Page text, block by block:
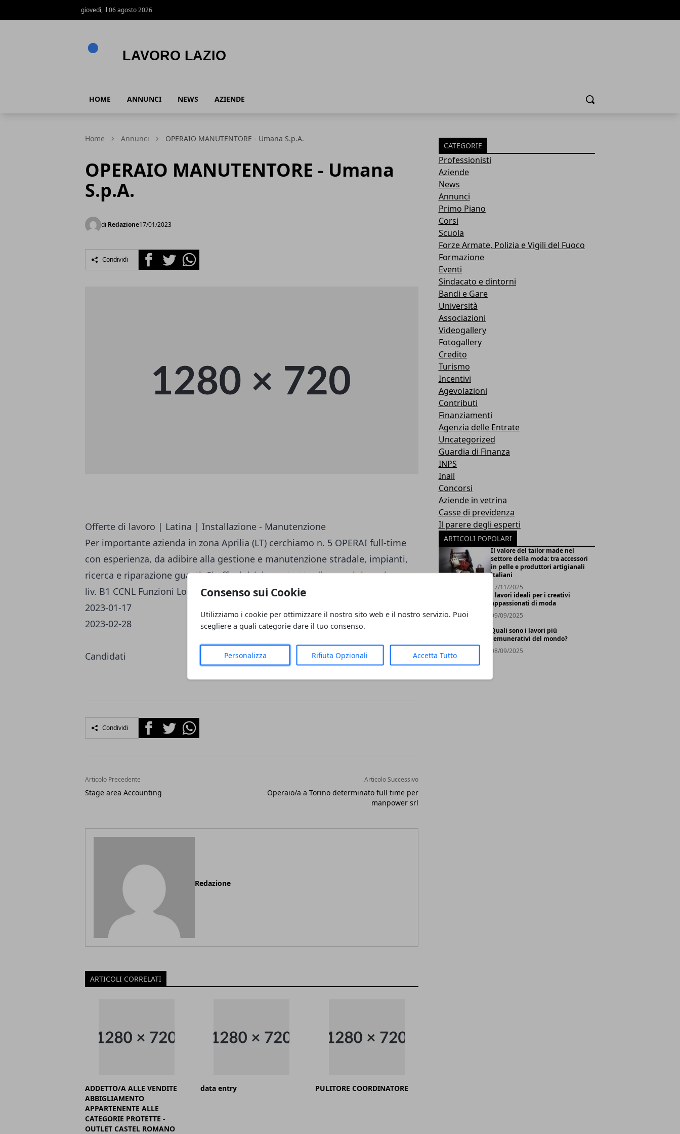
Consenso sui Cookie
Utilizziamo i cookie per ottimizzare il nostro sito web e il nostro servizio. Puoi
scegliere a quali categorie dare il tuo consenso.
Personalizza Rifiuta Opzionali Accetta Tutto
giovedì, il 06 agosto 2026
HOME ANNUNCI NEWS AZIENDE Cerca
Home Annunci OPERAIO MANUTENTORE - Umana S.p.A.
OPERAIO MANUTENTORE - Umana
S.p.A.
di Redazione17/01/2023
Condividi FacebookTwitterWhatsapp
Offerte di lavoro | Latina | Installazione - Manutenzione
Per importante azienda in zona Aprilia (LT) cerchiamo n. 5 OPERAI full-time
con esperienza, da adibire alla gestione e manutenzione stradale, impianti,
ricerca e riparazione guasti. Si offre iniziale contratto di somministrazione
liv. B1 CCNL Funzioni Locali.
2023-01-17
2023-02-28
Candidati
Condividi FacebookTwitterWhatsapp
Articolo Precedente
Stage area Accounting
Articolo Successivo
Operaio/a a Torino determinato full time per
manpower srl
Redazione
ARTICOLI CORRELATI
ADDETTO/A ALLE VENDITE
ABBIGLIAMENTO
APPARTENENTE ALLE
CATEGORIE PROTETTE -
OUTLET CASTEL ROMANO
data entry PULITORE COORDINATORE
CATEGORIE
Professionisti
Aziende
News
Annunci
Primo Piano
Corsi
Scuola
Forze Armate, Polizia e Vigili del Fuoco
Formazione
Eventi
Sindacato e dintorni
Bandi e Gare
Università
Associazioni
Videogallery
Fotogallery
Credito
Turismo
Incentivi
Agevolazioni
Contributi
Finanziamenti
Agenzia delle Entrate
Uncategorized
Guardia di Finanza
INPS
Inail
Concorsi
Aziende in vetrina
Casse di previdenza
Il parere degli esperti
ARTICOLI POPOLARI
Il valore del tailor made nel
settore della moda: tra accessori
in pelle e produttori artigianali
italiani
17/11/2025
I lavori ideali per i creativi
appassionati di moda
09/09/2025
Quali sono i lavori più
remunerativi del mondo?
08/09/2025